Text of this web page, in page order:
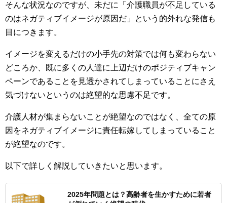
そんな状況なのですが、未だに「介護職員が不足している
のはネガティブイメージが原因だ」という的外れな発信も
目につきます。
イメージを変えるだけの小手先の対策では何も変わらない
どころか、既に多くの人達に上辺だけのポジティブキャン
ペーンであることを見透かされてしまっていることにさえ
気づけないというのは絶望的な思慮不足です。
介護人材が集まらないことが絶望なのではなく、全ての原
因をネガティブイメージに責任転嫁してしまっていること
が絶望なのです。
以下で詳しく解説していきたいと思います。
2025年問題とは？高齢者を生かすために若者